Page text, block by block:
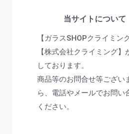
当サイトについて
【ガラスSHOPクライミン
【株式会社クライミング】
しております。
商品等のお問合せ等ござい
ら、電話やメールでお問い
ください。